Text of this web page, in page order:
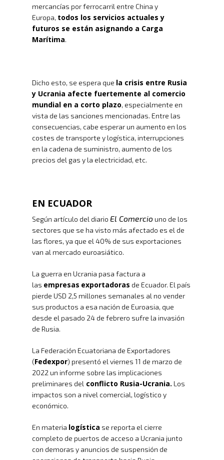
mercancías por ferrocarril entre China y
Europa, todos los servicios actuales y
futuros se están asignando a Carga
Marítima.
Dicho esto, se espera que la crisis entre Rusia
y Ucrania afecte fuertemente al comercio
mundial en a corto plazo, especialmente en
vista de las sanciones mencionadas. Entre las
consecuencias, cabe esperar un aumento en los
costes de transporte y logística, interrupciones
en la cadena de suministro, aumento de los
precios del gas y la electricidad, etc.
EN ECUADOR
Según artículo del diario El Comercio uno de los
sectores que se ha visto más afectado es el de
las flores, ya que el 40% de sus exportaciones
van al mercado euroasiático.
La guerra en Ucrania pasa factura a
las empresas exportadoras de Ecuador. El país
pierde USD 2,5 millones semanales al no vender
sus productos a esa nación de Euroasia, que
desde el pasado 24 de febrero sufre la invasión
de Rusia.
La Federación Ecuatoriana de Exportadores
(Fedexpor) presentó el viernes 11 de marzo de
2022 un informe sobre las implicaciones
preliminares del conflicto Rusia-Ucrania. Los
impactos son a nivel comercial, logístico y
económico.
En materia logística se reporta el cierre
completo de puertos de acceso a Ucrania junto
con demoras y anuncios de suspensión de